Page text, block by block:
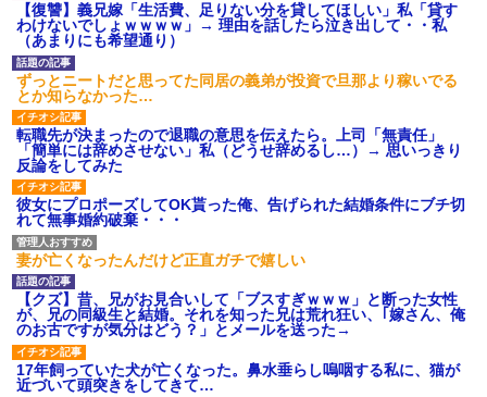
【復讐】義兄嫁「生活費、足りない分を貸してほしい」私「貸す
わけないでしょｗｗｗｗ」→ 理由を話したら泣き出して・・私
（あまりにも希望通り）
ずっとニートだと思ってた同居の義弟が投資で旦那より稼いでる
とか知らなかった…
転職先が決まったので退職の意思を伝えたら。上司「無責任」
「簡単には辞めさせない」私（どうせ辞めるし…）→ 思いっきり
反論をしてみた
彼女にプロポーズしてOK貰った俺、告げられた結婚条件にブチ切
れて無事婚約破棄・・・
妻が亡くなったんだけど正直ガチで嬉しい
【クズ】昔、兄がお見合いして「ブスすぎｗｗｗ」と断った女性
が、兄の同級生と結婚。それを知った兄は荒れ狂い、｢嫁さん、俺
のお古ですが気分はどう？」とメールを送った→
17年飼っていた犬が亡くなった。鼻水垂らし嗚咽する私に、猫が
近づいて頭突きをしてきて…